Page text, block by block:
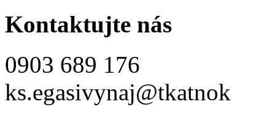
Kontaktujte nás
0903 689 176
ks.egasivynaj@tkatnok